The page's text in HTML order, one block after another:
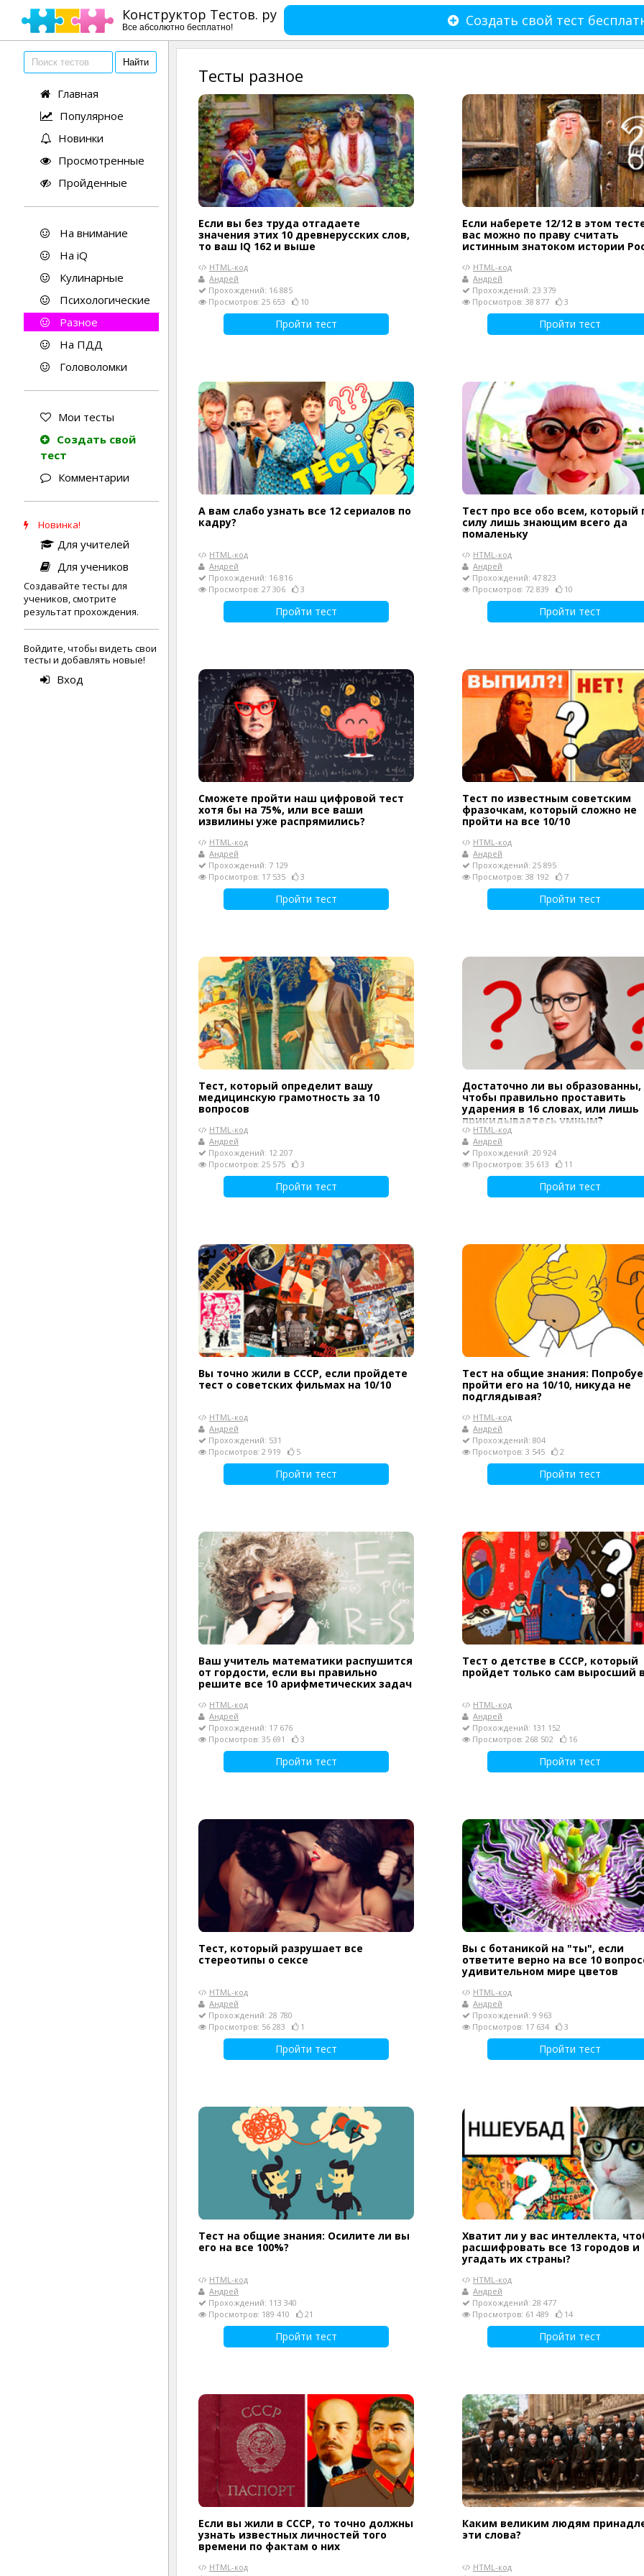
Конструктор Тестов. ру
Все абсолютно бесплатно! Создать свой тест
Главная
Популярное
Новинки
Просмотренные
Пройденные
На внимание
На iQ
Кулинарные
Психологические
Разное
На ПДД
Головоломки
Мои тесты
Создать свой
тест
Комментарии
Новинка!
Для учителей
Для учеников
Создавайте тесты для
учеников, смотрите
результат прохождения.
Войдите, чтобы видеть свои
тесты и добавлять новые!
Вход
Тесты разное
Если вы без труда отгадаете
значения этих 10 древнерусских слов,
то ваш IQ 162 и выше
HTML-код
Андрей
Прохождений: 16 885
Просмотров: 25 653
10
Пройти тест
Если наберете 12/12 в этом
вас можно по праву считать
истинным знатоком истории
HTML-код
Андрей
Прохождений: 23 379
Просмотров: 38 877
3
Пройти тест
А вам слабо узнать все 12 сериалов по
кадру?
HTML-код
Андрей
Прохождений: 16 816
Просмотров: 27 306
3
Пройти тест
Тест про все обо всем, который
силу лишь знающим всего да
помаленьку
HTML-код
Андрей
Прохождений: 47 823
Просмотров: 72 839
10
Пройти тест
Сможете пройти наш цифровой тест
хотя бы на 75%, или все ваши
извилины уже распрямились?
HTML-код
Андрей
Прохождений: 7 129
Просмотров: 17 535
3
Пройти тест
Тест по известным советским
фразочкам, который сложно не
пройти на все 10/10
HTML-код
Андрей
Прохождений: 25 895
Просмотров: 38 192
7
Пройти тест
Тест, который определит вашу
медицинскую грамотность за 10
вопросов
HTML-код
Андрей
Прохождений: 12 207
Просмотров: 25 575
3
Пройти тест
Достаточно ли вы образованны,
чтобы правильно проставить
ударения в 16 словах, или лишь
прикидываетесь умным?
HTML-код
Андрей
Прохождений: 20 924
Просмотров: 35 613
11
Пройти тест
Вы точно жили в СССР, если пройдете
тест о советских фильмах на 10/10
HTML-код
Андрей
Прохождений: 531
Просмотров: 2 919
5
Пройти тест
Тест на общие знания:
пройти его на 10/10, никуда не
подглядывая?
HTML-код
Андрей
Прохождений: 804
Просмотров: 3 545
2
Пройти тест
Ваш учитель математики распушится
от гордости, если вы правильно
решите все 10 арифметических задач
HTML-код
Андрей
Прохождений: 17 676
Просмотров: 35 691
3
Пройти тест
Тест о детстве в СССР, который
пройдет только сам выросший
HTML-код
Андрей
Прохождений: 131 152
Просмотров: 268 502
16
Пройти тест
Тест, который разрушает все
стереотипы о сексе
HTML-код
Андрей
Прохождений: 28 780
Просмотров: 56 283
1
Пройти тест
Вы с ботаникой на "ты", если
ответите верно на все 10
удивительном мире цветов
HTML-код
Андрей
Прохождений: 9 963
Просмотров: 17 634
3
Пройти тест
Тест на общие знания: Осилите ли вы
его на все 100%?
HTML-код
Андрей
Прохождений: 113 340
Просмотров: 189 410
21
Пройти тест
Хватит ли у вас интеллекта,
расшифровать все 13 городов и
угадать их страны?
HTML-код
Андрей
Прохождений: 28 477
Просмотров: 61 489
14
Пройти тест
Если вы жили в СССР, то точно должны
узнать известных личностей того
времени по фактам о них
HTML-код
Каким великим людям
эти слова?
HTML-код